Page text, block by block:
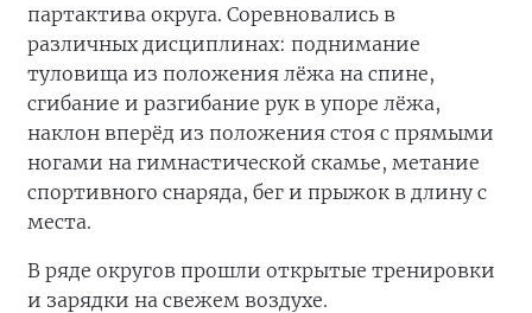
партактива округа. Соревновались в
различных дисциплинах: поднимание
туловища из положения лёжа на спине,
сгибание и разгибание рук в упоре лёжа,
наклон вперёд из положения стоя с прямыми
ногами на гимнастической скамье, метание
спортивного снаряда, бег и прыжок в длину с
места.
В ряде округов прошли открытые тренировки
и зарядки на свежем воздухе.